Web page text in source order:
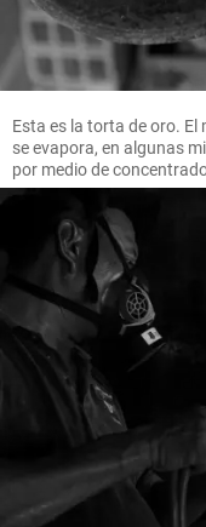
Esta es la torta de oro. El
se evapora, en algunas
por medio de